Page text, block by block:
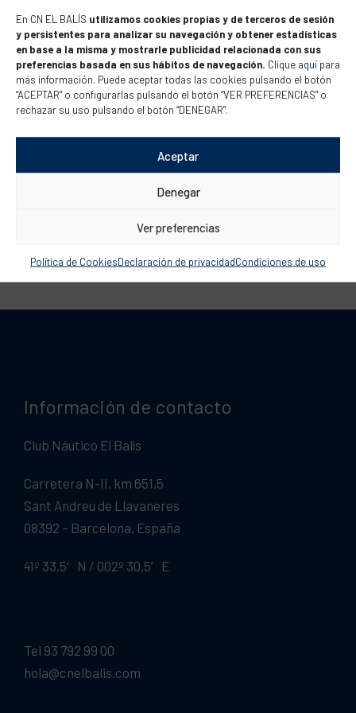
En CN EL BALÍS utilizamos cookies propias y de terceros de sesión
y persistentes para analizar su navegación y obtener estadísticas
en base a la misma y mostrarle publicidad relacionada con sus
preferencias basada en sus hábitos de navegación. Clique aquí para
más información. Puede aceptar todas las cookies pulsando el botón
“ACEPTAR” o configurarlas pulsando el botón “VER PREFERENCIAS” o
rechazar su uso pulsando el botón “DENEGAR”.
Aceptar
Denegar
Ver preferencias
Política de CookiesDeclaración de privacidadCondiciones de uso
socios
El próximo 29 de agosto celebramos en los salones del
edificio social del Club y en la terraza del Oasis, la
Asamblea General Ordinaria y Extraordinaria, bajo la
Presidencia del Sr. Fran Ripoll y la asistencia de otros
miembros de la Junta Directiva. La convocatoria ha sido
enviada a todos los socios por correo ordinario....
Información de contacto
Club Náutico El Balís
Carretera N-II, km 651,5
Sant Andreu de Llavaneres
08392 – Barcelona, España
41º 33,5′ N / 002º 30,5′ E
Tel 93 792 99 00
hola@cnelbalis.com